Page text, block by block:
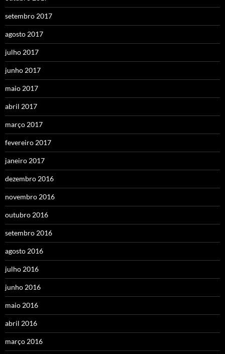
setembro 2017
agosto 2017
julho 2017
junho 2017
maio 2017
abril 2017
março 2017
fevereiro 2017
janeiro 2017
dezembro 2016
novembro 2016
outubro 2016
setembro 2016
agosto 2016
julho 2016
junho 2016
maio 2016
abril 2016
março 2016